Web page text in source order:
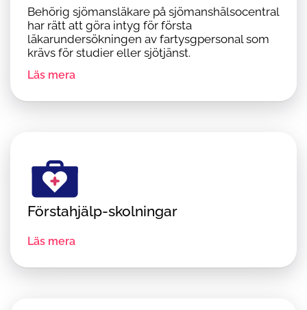
Behörig sjömansläkare på sjömanshälsocentral
har rätt att göra intyg för första
läkarundersökningen av fartysgpersonal som
krävs för studier eller sjötjänst.
Läs mera
Förstahjälp-skolningar
Läs mera